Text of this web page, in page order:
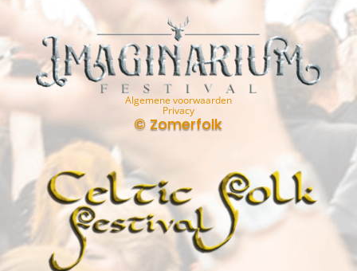
Algemene voorwaarden
Privacy
© Zomerfolk